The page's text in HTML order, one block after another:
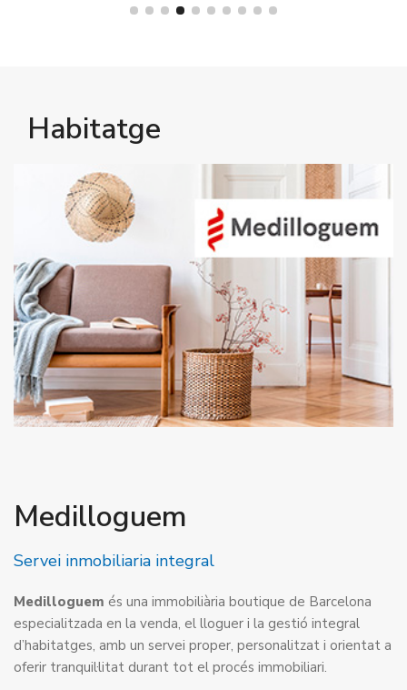
Habitatge
Medilloguem
Servei inmobiliaria integral
Medilloguem és una immobiliària boutique de Barcelona
especialitzada en la venda, el lloguer i la gestió integral
d’habitatges, amb un servei proper, personalitzat i orientat a
oferir tranquil·litat durant tot el procés immobiliari.